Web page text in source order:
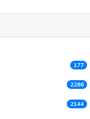
177
2286
2144